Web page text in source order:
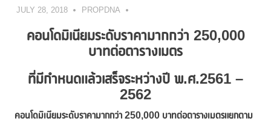
JULY 28, 2018 PROPDNA
คอนโดมิเนียมระดับราคามากกว่า 250,000
บาทต่อตารางเมตร
ที่มีกำหนดแล้วเสร็จระหว่างปี พ.ศ.2561 –
2562
คอนโดมิเนียมระดับราคามากกว่า 250,000 บาทต่อตารางเมตรแยกตาม